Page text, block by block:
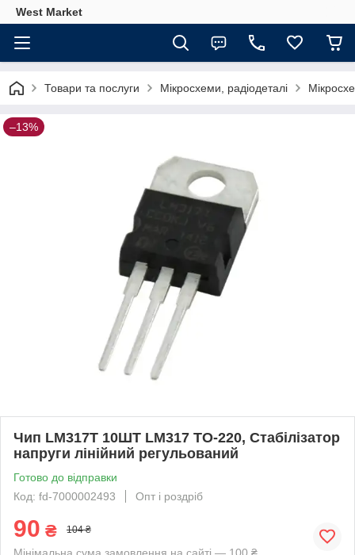
West Market
Товари та послуги Мікросхеми, радіодеталі
–13%
Чип LM317T 10ШТ LM317 TO-220, Стабілізатор
напруги лінійний регульований
Готово до відправки
Код: fd-7000002493
Опт і роздріб
90 ₴ 104 ₴
Мінімальна сума замовлення на сайті — 100 ₴